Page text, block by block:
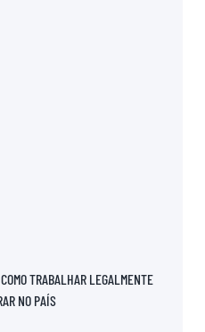
TRABALHAR LEGALMENTE
NO PAÍS